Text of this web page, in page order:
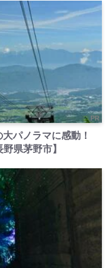
PR
パノラマに感動！
県茅野市】